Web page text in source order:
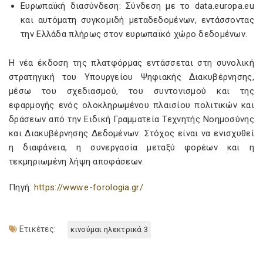
Ευρωπαϊκή διασύνδεση: Σύνδεση με το data.europa.eu
και αυτόματη συγκομιδή μεταδεδομένων, εντάσσοντας
την Ελλάδα πλήρως στον ευρωπαϊκό χώρο δεδομένων.
Η νέα έκδοση της πλατφόρμας εντάσσεται στη συνολική
στρατηγική του Υπουργείου Ψηφιακής Διακυβέρνησης,
μέσω του σχεδιασμού, του συντονισμού και της
εφαρμογής ενός ολοκληρωμένου πλαισίου πολιτικών και
δράσεων από την Ειδική Γραμματεία Τεχνητής Νοημοσύνης
και Διακυβέρνησης Δεδομένων. Στόχος είναι να ενισχυθεί
η διαφάνεια, η συνεργασία μεταξύ φορέων και η
τεκμηριωμένη λήψη αποφάσεων.
Πηγή: https://www.e-forologia.gr/
Ετικέτες: κινούμαι ηλεκτρικά 3